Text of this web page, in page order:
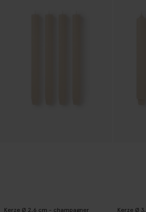
Kerze Ø 2,6 cm - champagner
Kerze Ø